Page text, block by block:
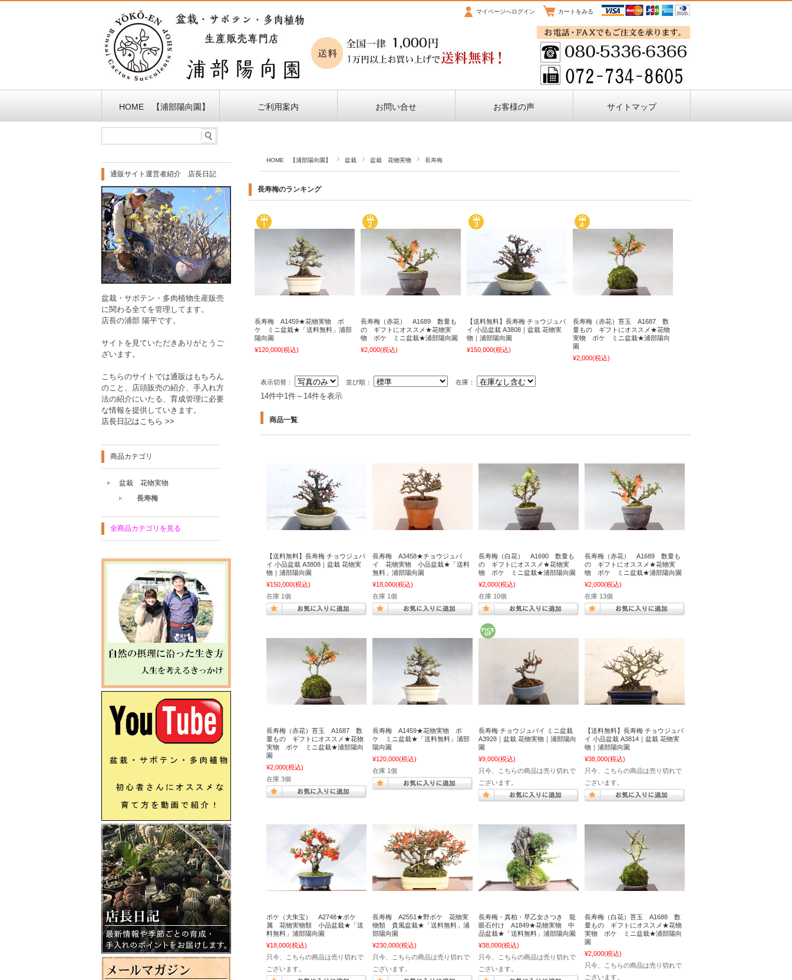
マイページへログイン カートをみる
HOME 【浦部陽向園】 ご利用案内 お問い合せ お客様の声 サイトマップ
HOME 【浦部陽向園】 盆栽 盆栽 花物実物 長寿梅
長寿梅のランキング
長寿梅 A1459★花物実物 ボ
ケ ミニ盆栽★「送料無料」浦部
陽向園
¥120,000(税込)
長寿梅（赤花） A1689 数量も
の ギフトにオススメ★花物実
物 ボケ ミニ盆栽★浦部陽向園
¥2,000(税込)
【送料無料】長寿梅 チョウジュバ
イ 小品盆栽 A3808｜盆栽 花物実
物｜浦部陽向園
¥150,000(税込)
長寿梅（赤花）苔玉 A1687 数
量もの ギフトにオススメ★花物
実物 ボケ ミニ盆栽★浦部陽向
園
¥2,000(税込)
表示切替： 並び順： 在庫：
14件中1件～14件を表示
商品一覧
【送料無料】長寿梅 チョウジュバ
イ 小品盆栽 A3808｜盆栽 花物実
物｜浦部陽向園
¥150,000(税込)
在庫 1個
長寿梅 A3458★チョウジュバ
イ 花物実物 小品盆栽★「送料
無料」浦部陽向園
¥18,000(税込)
在庫 1個
長寿梅（白花） A1690 数量も
の ギフトにオススメ★花物実
物 ボケ ミニ盆栽★浦部陽向園
¥2,000(税込)
在庫 10個
長寿梅（赤花） A1689 数量も
の ギフトにオススメ★花物実
物 ボケ ミニ盆栽★浦部陽向園
¥2,000(税込)
在庫 13個
長寿梅（赤花）苔玉 A1687 数
量もの ギフトにオススメ★花物
実物 ボケ ミニ盆栽★浦部陽向
園
¥2,000(税込)
在庫 3個
長寿梅 A1459★花物実物 ボ
ケ ミニ盆栽★「送料無料」浦部
陽向園
¥120,000(税込)
在庫 1個
長寿梅 チョウジュバイ ミニ盆栽
A3928｜盆栽 花物実物｜浦部陽向
園
¥9,000(税込)
只今、こちらの商品は売り切れで
ございます。
【送料無料】長寿梅 チョウジュバ
イ 小品盆栽 A3814｜盆栽 花物実
物｜浦部陽向園
¥38,000(税込)
只今、こちらの商品は売り切れで
ございます。
ボケ（大朱宝） A2748★ボケ
属 花物実物類 小品盆栽★「送
料無料」浦部陽向園
¥18,000(税込)
只今、こちらの商品は売り切れで
ございます。
長寿梅 A2551★野ボケ 花物実
物類 貴風盆栽★「送料無料」浦
部陽向園
¥230,000(税込)
只今、こちらの商品は売り切れで
ございます。
長寿梅・真柏・早乙女さつき 龍
眼石付け A1849★花物実物 中
品盆栽★「送料無料」浦部陽向園
¥38,000(税込)
只今、こちらの商品は売り切れで
ございます。
長寿梅（白花）苔玉 A1688 数
量もの ギフトにオススメ★花物
実物 ボケ ミニ盆栽★浦部陽向
園
¥2,000(税込)
只今、こちらの商品は売り切れで
ございます。
通販サイト運営者紹介 店長日記
盆栽・サボテン・多肉植物生産販売
に関わる全てを管理してます。
店長の浦部 陽平です。
サイトを見ていただきありがとうご
ざいます。
こちらのサイトでは通販はもちろん
のこと、店頭販売の紹介、手入れ方
法の紹介にいたる、育成管理に必要
な情報を提供していきます。
店長日記はこちら >>
商品カテゴリ
盆栽 花物実物
長寿梅
全商品カテゴリを見る